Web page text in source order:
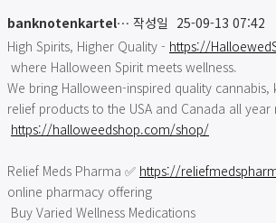
banknotenkartel… 작성일 25-09-13 07:42
High Spirits, Higher Quality - https://
where Halloween Spirit meets wellness.
We bring Halloween-inspired quality
relief products to the USA and Canada all
https://halloweedshop.com/shop/
Relief Meds Pharma ✅ https://
online pharmacy offering
Buy Varied Wellness Medications